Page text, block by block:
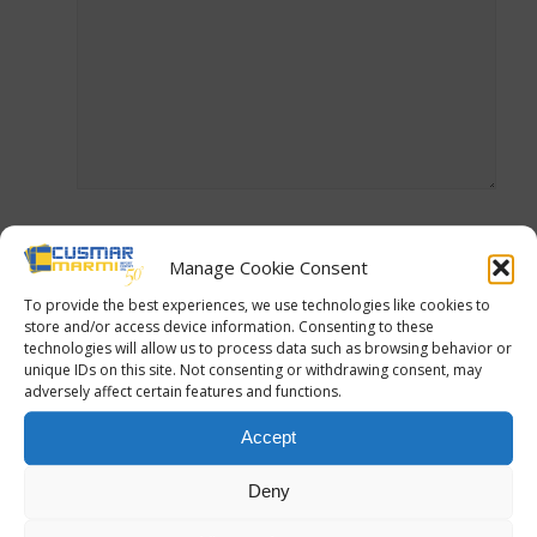
Manage Cookie Consent
To provide the best experiences, we use technologies like cookies to
store and/or access device information. Consenting to these
technologies will allow us to process data such as browsing behavior or
unique IDs on this site. Not consenting or withdrawing consent, may
adversely affect certain features and functions.
Accept
Deny
Acconsento al trattamento dei miei dati personali ai sensi
del regolamento (UE) n. 2016/679.*
( Privacy Policy)
DACRISTINA